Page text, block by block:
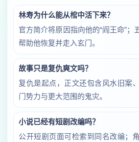
林寿为什么能从棺中活下来？
官方简介将原因指向他的“阎王命”；
帮助他恢复并走入玄门。
故事只是复仇爽文吗？
复仇是起点，正文还包含风水旧案
门势力与更大范围的鬼灾。
小说已经有短剧改编吗？
公开短剧页面可检索到同名改编；